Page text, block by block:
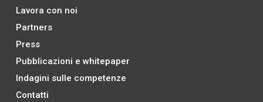
Lavora con noi
Partners
Press
Pubblicazioni e whitepaper
Indagini sulle competenze
Contatti